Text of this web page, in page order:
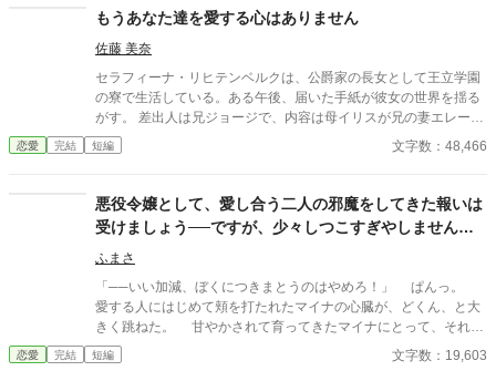
もうあなた達を愛する心はありません
佐藤 美奈
セラフィーナ・リヒテンベルクは、公爵家の長女として王立学園
の寮で生活している。ある午後、届いた手紙が彼女の世界を揺る
がす。 差出人は兄ジョージで、内容は母イリスが兄の妻エレーヌ
をいびっているというものだった。最初は信じられなかったが、
手紙の中で兄は母の嫉妬に苦しむエレーヌを心配し、セラフィー
なかったが、兄の必死な頼みに胸が痛む。 セラフィーナは、一年
ぶりに実家に帰ると、母が物置に閉じ込められていた。幸せだっ
た家族の日常が壊れていく。魔法やファンタジー異世界系は、途
中からあるかもしれません。
恋愛 完結 短編 文字数：48,466
悪役令嬢として、愛し合う二人の邪魔をしてきた報いは
受けましょう──ですが、少々しつこすぎやしません
か。
ふまさ
「──いい加減、ぼくにつきまとうのはやめろ！」 ぱんっ。
愛する人にはじめて頬を打たれたマイナの心臓が、どくん、と大
きく跳ねた。 甘やかされて育ってきたマイナにとって、それは
とてつもない衝撃だったのだろう。そのショックからか。前世の
ものであろう記憶が、マイナの頭の中を一気にぐるぐると駆け巡
恋愛 完結 短編 文字数：19,603